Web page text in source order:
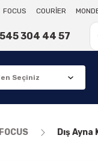
FOCUS COURİER
304 44 57
FOCUS Dış